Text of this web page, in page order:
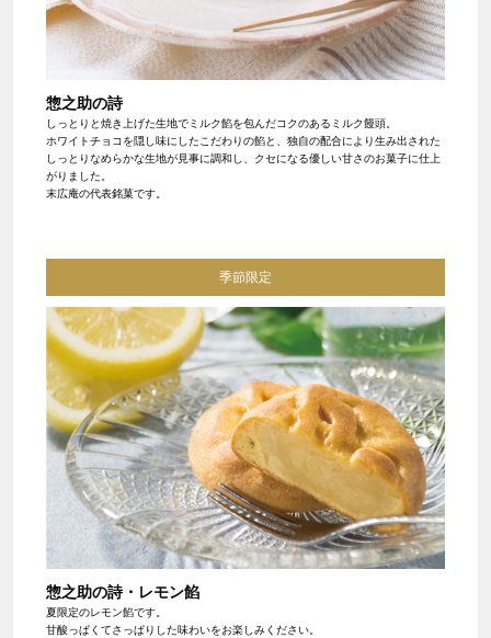
惣之助の詩
しっとりと焼き上げた生地でミルク餡を包んだコクのあるミルク饅頭。
ホワイトチョコを隠し味にしたこだわりの餡と、独自の配合により生み出された
しっとりなめらかな生地が見事に調和し、クセになる優しい甘さのお菓子に仕上
がりました。
末広庵の代表銘菓です。
季節限定
惣之助の詩・レモン餡
夏限定のレモン餡です。
甘酸っぱくてさっぱりした味わいをお楽しみください。